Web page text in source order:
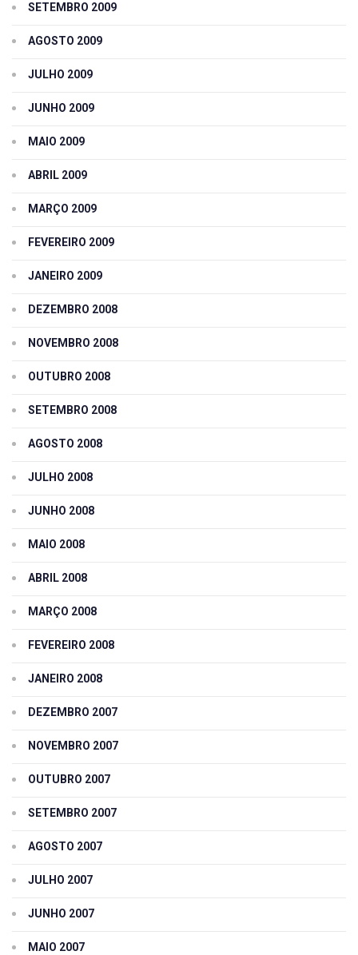
SETEMBRO 2009
AGOSTO 2009
JULHO 2009
JUNHO 2009
MAIO 2009
ABRIL 2009
MARÇO 2009
FEVEREIRO 2009
JANEIRO 2009
DEZEMBRO 2008
NOVEMBRO 2008
OUTUBRO 2008
SETEMBRO 2008
AGOSTO 2008
JULHO 2008
JUNHO 2008
MAIO 2008
ABRIL 2008
MARÇO 2008
FEVEREIRO 2008
JANEIRO 2008
DEZEMBRO 2007
NOVEMBRO 2007
OUTUBRO 2007
SETEMBRO 2007
AGOSTO 2007
JULHO 2007
JUNHO 2007
MAIO 2007